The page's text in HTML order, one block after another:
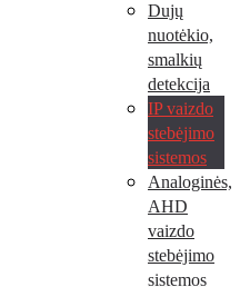
Dujų
nuotėkio,
smalkių
detekcija
IP vaizdo
stebėjimo
sistemos
Analoginės,
AHD
vaizdo
stebėjimo
sistemos